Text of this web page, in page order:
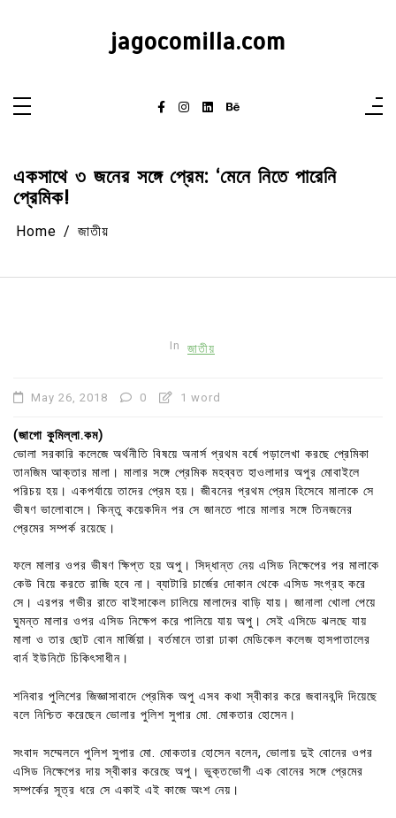
jagocomilla.com
একসাথে ৩ জনের সঙ্গে প্রেম: ‘মেনে নিতে পারেনি
প্রেমিক!
Home জাতীয়
In জাতীয়
May 26, 2018 0 1 word
(জাগো কুমিল্লা.কম)
ভোলা সরকারি কলেজে অর্থনীতি বিষয়ে অনার্স প্রথম বর্ষে পড়ালেখা করছে প্রেমিকা
তানজিম আক্তার মালা। মালার সঙ্গে প্রেমিক মহব্বত হাওলাদার অপুর মোবাইলে
পরিচয় হয়। একপর্যায়ে তাদের প্রেম হয়। জীবনের প্রথম প্রেম হিসেবে মালাকে সে
ভীষণ ভালোবাসে। কিন্তু কয়েকদিন পর সে জানতে পারে মালার সঙ্গে তিনজনের
প্রেমের সম্পর্ক রয়েছে।
ফলে মালার ওপর ভীষণ ক্ষিপ্ত হয় অপু। সিদ্ধান্ত নেয় এসিড নিক্ষেপের পর মালাকে
কেউ বিয়ে করতে রাজি হবে না। ব্যাটারি চার্জের দোকান থেকে এসিড সংগ্রহ করে
সে। এরপর গভীর রাতে বাইসাকেল চালিয়ে মালাদের বাড়ি যায়। জানালা খোলা পেয়ে
ঘুমন্ত মালার ওপর এসিড নিক্ষেপ করে পালিয়ে যায় অপু। সেই এসিডে ঝলছে যায়
মালা ও তার ছোট বোন মার্জিয়া। বর্তমানে তারা ঢাকা মেডিকেল কলেজ হাসপাতালের
বার্ন ইউনিটে চিকিৎসাধীন।
শনিবার পুলিশের জিজ্ঞাসাবাদে প্রেমিক অপু এসব কথা স্বীকার করে জবানবন্দি দিয়েছে
বলে নিশ্চিত করেছেন ভোলার পুলিশ সুপার মো. মোকতার হোসেন।
সংবাদ সম্মেলনে পুলিশ সুপার মো. মোকতার হোসেন বলেন, ভোলায় দুই বোনের ওপর
এসিড নিক্ষেপের দায় স্বীকার করেছে অপু। ভুক্তভোগী এক বোনের সঙ্গে প্রেমের
সম্পর্কের সূত্র ধরে সে একাই এই কাজে অংশ নেয়।